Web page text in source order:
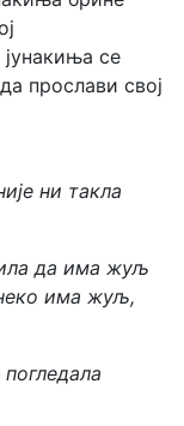
јунакиња се
прослави свој
ни такла
да има жуљ
има жуљ,